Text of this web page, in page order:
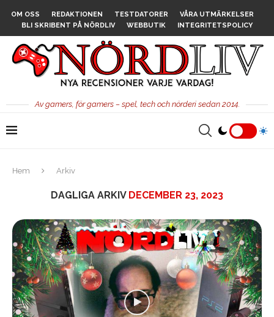
OM OSS REDAKTIONEN TESTDATORER
VÅRA UTMÄRKELSER
BLI SKRIBENT PÅ NÖRDLIV
WEBBUTIK INTEGRITETSPOLICY
Av gamers, för gamers – spel, tech och nörderi sedan 2014.
Hem Arkiv
DAGLIGA ARKIV DECEMBER 23, 2023